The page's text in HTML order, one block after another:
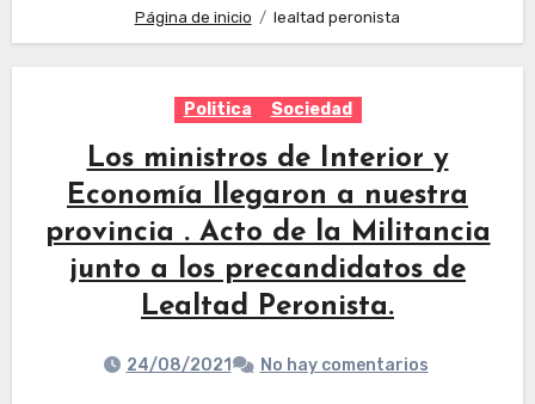
Página de inicio lealtad peronista
Politica Sociedad
Los ministros de Interior y
Economía llegaron a nuestra
provincia . Acto de la Militancia
junto a los precandidatos de
Lealtad Peronista.
24/08/2021 No hay comentarios